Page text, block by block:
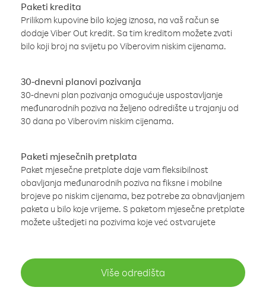
Paketi kredita
Prilikom kupovine bilo kojeg iznosa, na vaš račun se
dodaje Viber Out kredit. Sa tim kreditom možete zvati
bilo koji broj na svijetu po Viberovim niskim cijenama.
30-dnevni planovi pozivanja
30-dnevni plan pozivanja omogućuje uspostavljanje
međunarodnih poziva na željeno odredište u trajanju od
30 dana po Viberovim niskim cijenama.
Paketi mjesečnih pretplata
Paket mjesečne pretplate daje vam fleksibilnost
obavljanja međunarodnih poziva na fiksne i mobilne
brojeve po niskim cijenama, bez potrebe za obnavljanjem
paketa u bilo koje vrijeme. S paketom mjesečne pretplate
možete uštedjeti na pozivima koje već ostvarujete
Više odredišta